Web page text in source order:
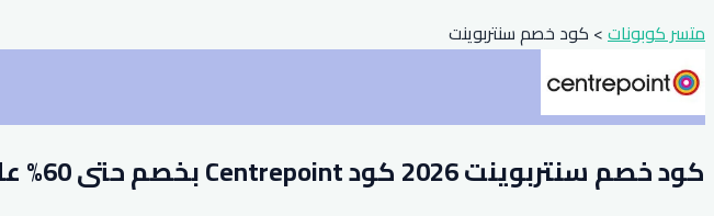
متسر كوبونات> كود خصم سنتربوينت
كود خصم سنتربوينت 2026 كود Centrepoint بخصم حتى 60% على الملابس والديكور